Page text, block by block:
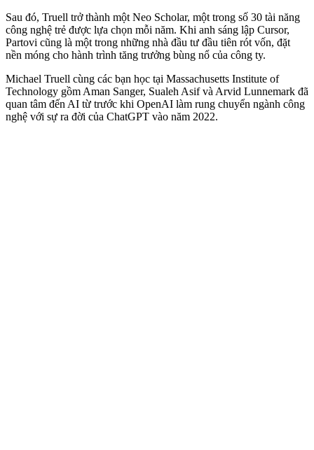
Sau đó, Truell trở thành một Neo Scholar, một trong số 30 tài năng
công nghệ trẻ được lựa chọn mỗi năm. Khi anh sáng lập Cursor,
Partovi cũng là một trong những nhà đầu tư đầu tiên rót vốn, đặt
nền móng cho hành trình tăng trưởng bùng nổ của công ty.
Michael Truell cùng các bạn học tại Massachusetts Institute of
Technology gồm Aman Sanger, Sualeh Asif và Arvid Lunnemark đã
quan tâm đến AI từ trước khi OpenAI làm rung chuyển ngành công
nghệ với sự ra đời của ChatGPT vào năm 2022.